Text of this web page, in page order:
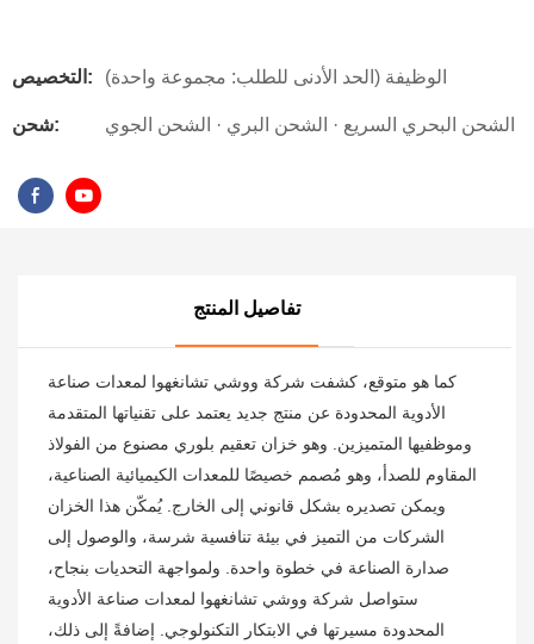
التخصيص: الوظيفة (الحد الأدنى للطلب: مجموعة واحدة)
شحن: الشحن البحري السريع · الشحن البري · الشحن الجوي
تفاصيل المنتج
كما هو متوقع، كشفت شركة ووشي تشانغهوا لمعدات صناعة
الأدوية المحدودة عن منتج جديد يعتمد على تقنياتها المتقدمة
وموظفيها المتميزين. وهو خزان تعقيم بلوري مصنوع من الفولاذ
المقاوم للصدأ، وهو مُصمم خصيصًا للمعدات الكيميائية الصناعية،
ويمكن تصديره بشكل قانوني إلى الخارج. يُمكّن هذا الخزان
الشركات من التميز في بيئة تنافسية شرسة، والوصول إلى
صدارة الصناعة في خطوة واحدة. ولمواجهة التحديات بنجاح،
ستواصل شركة ووشي تشانغهوا لمعدات صناعة الأدوية
المحدودة مسيرتها في الابتكار التكنولوجي. إضافةً إلى ذلك،